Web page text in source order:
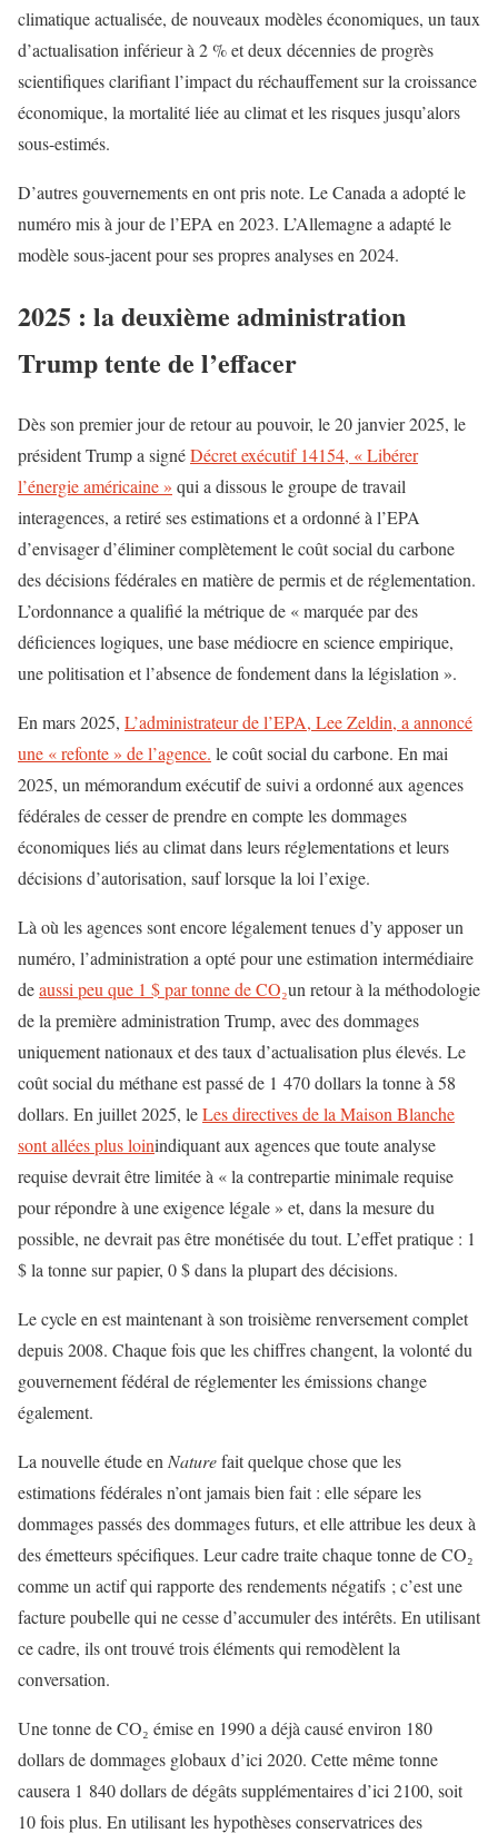
climatique actualisée, de nouveaux modèles économiques, un taux
d’actualisation inférieur à 2 % et deux décennies de progrès
scientifiques clarifiant l’impact du réchauffement sur la croissance
économique, la mortalité liée au climat et les risques jusqu’alors
sous-estimés.
D’autres gouvernements en ont pris note. Le Canada a adopté le
numéro mis à jour de l’EPA en 2023. L’Allemagne a adapté le
modèle sous-jacent pour ses propres analyses en 2024.
2025 : la deuxième administration
Trump tente de l’effacer
Dès son premier jour de retour au pouvoir, le 20 janvier 2025, le
président Trump a signéDécret exécutif 14154, « Libérer
l’énergie américaine » qui a dissous le groupe de travail
interagences, a retiré ses estimations et a ordonné à l’EPA
d’envisager d’éliminer complètement le coût social du carbone
des décisions fédérales en matière de permis et de réglementation.
L’ordonnance a qualifié la métrique de « marquée par des
déficiences logiques, une base médiocre en science empirique,
une politisation et l’absence de fondement dans la législation ».
En mars 2025, L’administrateur de l’EPA, Lee Zeldin, a annoncé
une « refonte » de l’agence. le coût social du carbone. En mai
2025, un mémorandum exécutif de suivi a ordonné aux agences
fédérales de cesser de prendre en compte les dommages
économiques liés au climat dans leurs réglementations et leurs
décisions d’autorisation, sauf lorsque la loi l’exige.
Là où les agences sont encore légalement tenues d’y apposer un
numéro, l’administration a opté pour une estimation intermédiaire
deaussi peu que 1 $ par tonne de CO₂un retour à la méthodologie
de la première administration Trump, avec des dommages
uniquement nationaux et des taux d’actualisation plus élevés. Le
coût social du méthane est passé de 1 470 dollars la tonne à 58
dollars. En juillet 2025, leLes directives de la Maison Blanche
sont allées plus loinindiquant aux agences que toute analyse
requise devrait être limitée à « la contrepartie minimale requise
pour répondre à une exigence légale » et, dans la mesure du
possible, ne devrait pas être monétisée du tout. L’effet pratique : 1
$ la tonne sur papier, 0 $ dans la plupart des décisions.
Le cycle en est maintenant à son troisième renversement complet
depuis 2008. Chaque fois que les chiffres changent, la volonté du
gouvernement fédéral de réglementer les émissions change
également.
La nouvelle étude en Naturefait quelque chose que les
estimations fédérales n’ont jamais bien fait : elle sépare les
dommages passés des dommages futurs, et elle attribue les deux à
des émetteurs spécifiques. Leur cadre traite chaque tonne de CO₂
comme un actif qui rapporte des rendements négatifs ; c’est une
facture poubelle qui ne cesse d’accumuler des intérêts. En utilisant
ce cadre, ils ont trouvé trois éléments qui remodèlent la
conversation.
Une tonne de CO₂ émise en 1990 a déjà causé environ 180
dollars de dommages globaux d’ici 2020. Cette même tonne
causera 1 840 dollars de dégâts supplémentaires d’ici 2100, soit
10 fois plus. En utilisant les hypothèses conservatrices des